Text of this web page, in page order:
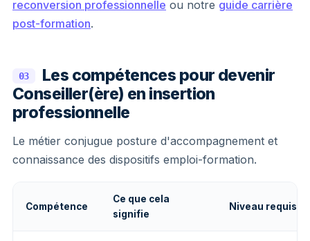
reconversion professionnelle ou notre guide carrière
post-formation.
03
Les compétences pour devenir
Conseiller(ère) en insertion
professionnelle
Le métier conjugue posture d'accompagnement et
connaissance des dispositifs emploi-formation.
Compétence
Ce que cela
signifie
Niveau requis